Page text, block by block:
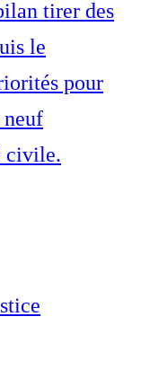
tirer des
le
pour
neuf
civile.